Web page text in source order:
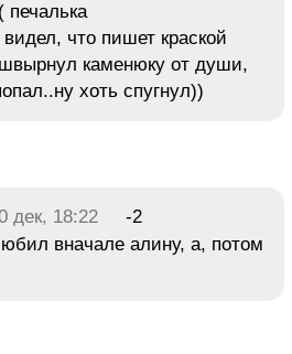
что пишет краской
каменюку от души,
хоть спугнул))
дек, 18:22
-2
вначале алину, а, потом